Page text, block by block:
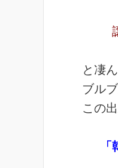
と凄
ブル
この